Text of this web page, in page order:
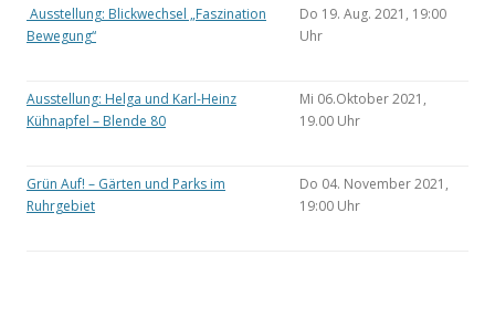
Ausstellung: Blickwechsel „Faszination
Bewegung“
Do 19. Aug. 2021, 19:00
Uhr
Ausstellung: Helga und Karl-Heinz
Kühnapfel – Blende 80
Mi 06.Oktober 2021,
19.00 Uhr
Grün Auf! – Gärten und Parks im
Ruhrgebiet
Do 04. November 2021,
19:00 Uhr